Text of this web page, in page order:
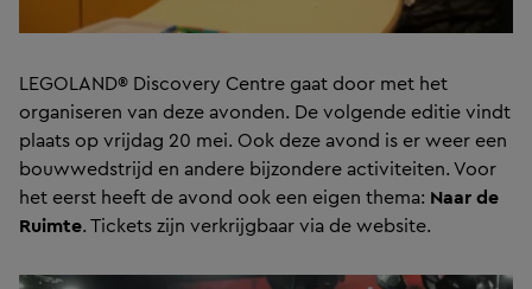
LEGOLAND® Discovery Centre gaat door met het
organiseren van deze avonden. De volgende editie vindt
plaats op vrijdag 20 mei. Ook deze avond is er weer een
bouwwedstrijd en andere bijzondere activiteiten. Voor
het eerst heeft de avond ook een eigen thema: Naar de
Ruimte. Tickets zijn verkrijgbaar via de website.